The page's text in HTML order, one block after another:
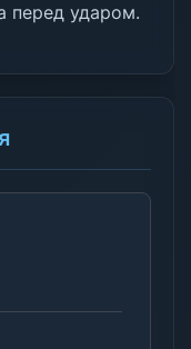
перед ударом.